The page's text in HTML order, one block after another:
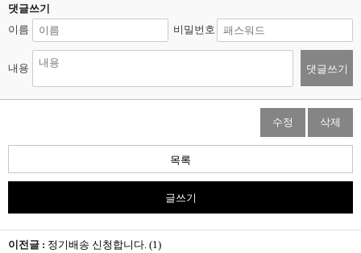
댓글쓰기
이름
비밀번호
내용 댓글쓰기
수정 삭제
목록
글쓰기
이전글 : 정기배송 신청합니다. (1)